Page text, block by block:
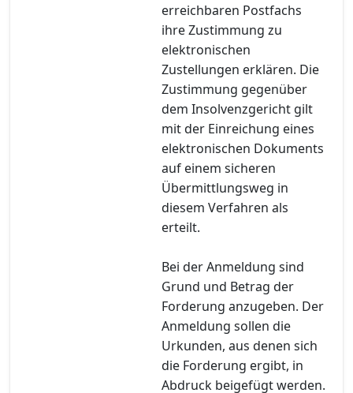
erreichbaren Postfachs
ihre Zustimmung zu
elektronischen
Zustellungen erklären. Die
Zustimmung gegenüber
dem Insolvenzgericht gilt
mit der Einreichung eines
elektronischen Dokuments
auf einem sicheren
Übermittlungsweg in
diesem Verfahren als
erteilt.
Bei der Anmeldung sind
Grund und Betrag der
Forderung anzugeben. Der
Anmeldung sollen die
Urkunden, aus denen sich
die Forderung ergibt, in
Abdruck beigefügt werden.